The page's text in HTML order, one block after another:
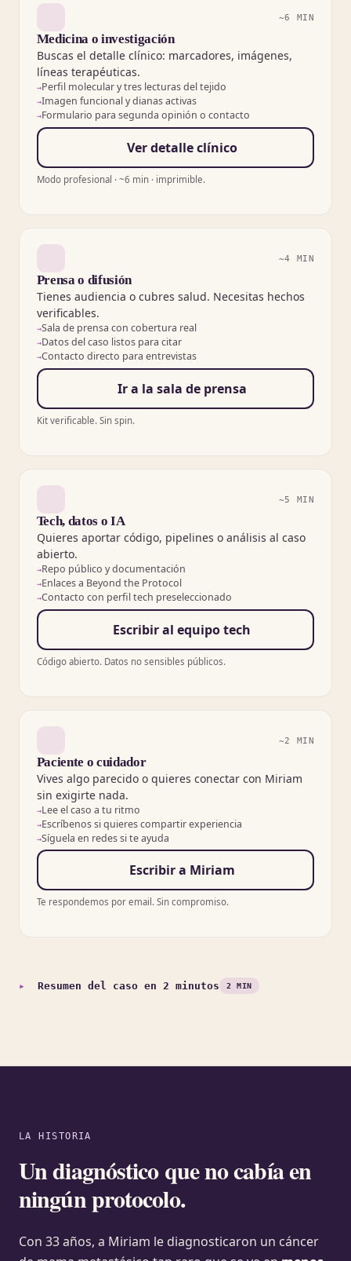
~6 MIN
Medicina o investigación
Buscas el detalle clínico: marcadores, imágenes,
líneas terapéuticas.
Perfil molecular y tres lecturas del tejido
Imagen funcional y dianas activas
Formulario para segunda opinión o contacto
Ver detalle clínico
Modo profesional · ~6 min · imprimible.
~4 MIN
Prensa o difusión
Tienes audiencia o cubres salud. Necesitas hechos
verificables.
Sala de prensa con cobertura real
Datos del caso listos para citar
Contacto directo para entrevistas
Ir a la sala de prensa
Kit verificable. Sin spin.
~5 MIN
Tech, datos o IA
Quieres aportar código, pipelines o análisis al caso
abierto.
Repo público y documentación
Enlaces a Beyond the Protocol
Contacto con perfil tech preseleccionado
Escribir al equipo tech
Código abierto. Datos no sensibles públicos.
~2 MIN
Paciente o cuidador
Vives algo parecido o quieres conectar con Miriam
sin exigirte nada.
Lee el caso a tu ritmo
Escríbenos si quieres compartir experiencia
Síguela en redes si te ayuda
Escribir a Miriam
Te respondemos por email. Sin compromiso.
Resumen del caso en 2 minutos 2 MIN
LA HISTORIA
Un diagnóstico que no cabía en
ningún protocolo.
Con 33 años, a Miriam le diagnosticaron un cáncer